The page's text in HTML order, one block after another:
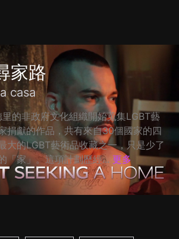
家路
casa
的非政府文化組織開始蒐集LGBT藝
捐獻的作品，共有來自30個國家的四
大的LGBT藝術品收藏之一，只是少了
「家」。這項計劃歷經... 更多